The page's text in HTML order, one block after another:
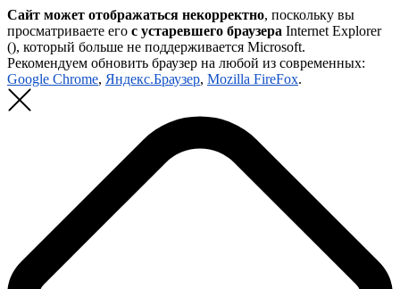
Сайт может отображаться некорректно, поскольку вы
просматриваете его с устаревшего браузера Internet Explorer
(), который больше не поддерживается Microsoft.
Рекомендуем обновить браузер на любой из современных:
Google Chrome, Яндекс.Браузер, Mozilla FireFox.